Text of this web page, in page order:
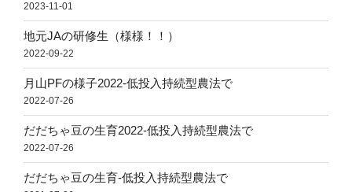
2023-11-01
地元JAの研修生（様様！！）
2022-09-22
月山PFの様子2022-低投入持続型農法で
2022-07-26
だだちゃ豆の生育2022-低投入持続型農法で
2022-07-26
だだちゃ豆の生育-低投入持続型農法で